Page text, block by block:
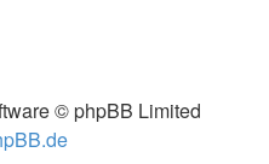
© phpBB Limited